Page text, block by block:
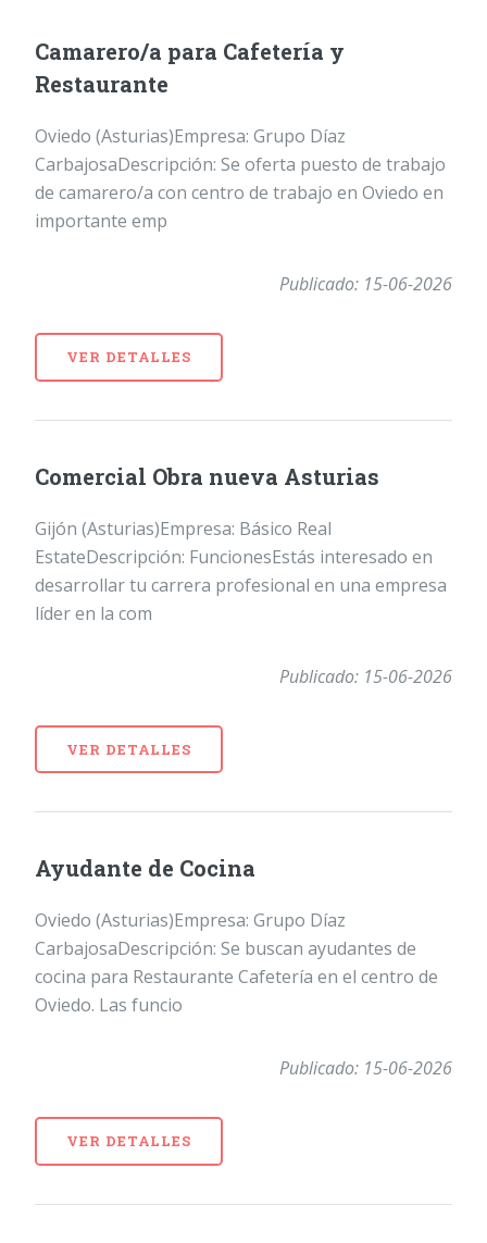
Camarero/a para Cafetería y
Restaurante
Oviedo (Asturias)Empresa: Grupo Díaz
CarbajosaDescripción: Se oferta puesto de trabajo
de camarero/a con centro de trabajo en Oviedo en
importante emp
Publicado: 15-06-2026
VER DETALLES
Comercial Obra nueva Asturias
Gijón (Asturias)Empresa: Básico Real
EstateDescripción: FuncionesEstás interesado en
desarrollar tu carrera profesional en una empresa
líder en la com
Publicado: 15-06-2026
VER DETALLES
Ayudante de Cocina
Oviedo (Asturias)Empresa: Grupo Díaz
CarbajosaDescripción: Se buscan ayudantes de
cocina para Restaurante Cafetería en el centro de
Oviedo. Las funcio
Publicado: 15-06-2026
VER DETALLES